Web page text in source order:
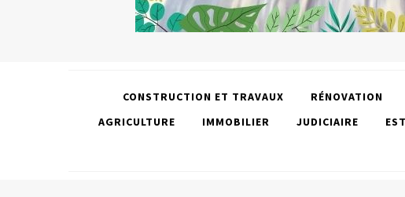
CONSTRUCTION ET TRAVAUX RÉNOVATION
AGRICULTURE
IMMOBILIER JUDICIAIRE